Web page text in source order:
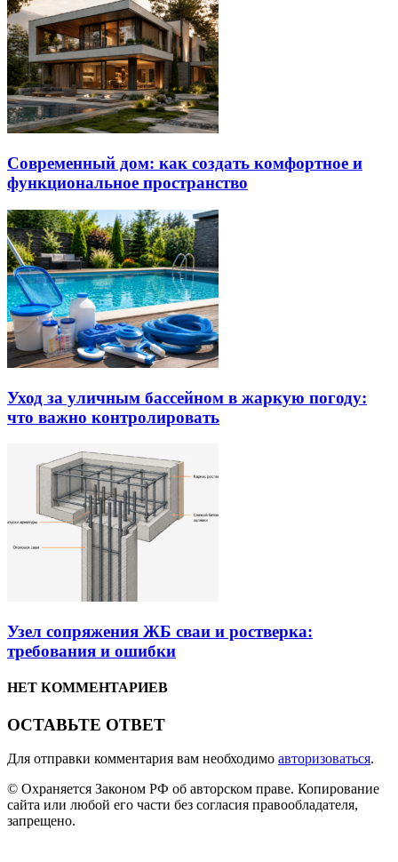
Современный дом: как создать комфортное и
функциональное пространство
Уход за уличным бассейном в жаркую погоду:
что важно контролировать
Узел сопряжения ЖБ сваи и ростверка:
требования и ошибки
НЕТ КОММЕНТАРИЕВ
ОСТАВЬТЕ ОТВЕТ
Для отправки комментария вам необходимо авторизоваться.
© Охраняется Законом РФ об авторском праве. Копирование
сайта или любой его части без согласия правообладателя,
запрещено.